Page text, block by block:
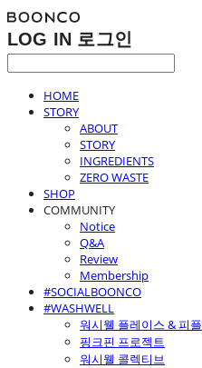
LOG IN 로그인
HOME
STORY
ABOUT
STORY
INGREDIENTS
ZERO WASTE
SHOP
COMMUNITY
Notice
Q&A
Review
Membership
#SOCIALBOONCO
#WASHWELL
워시웰 플레이스 & 피플
핑크핀 프로젝트
워시웰 콜렉티브